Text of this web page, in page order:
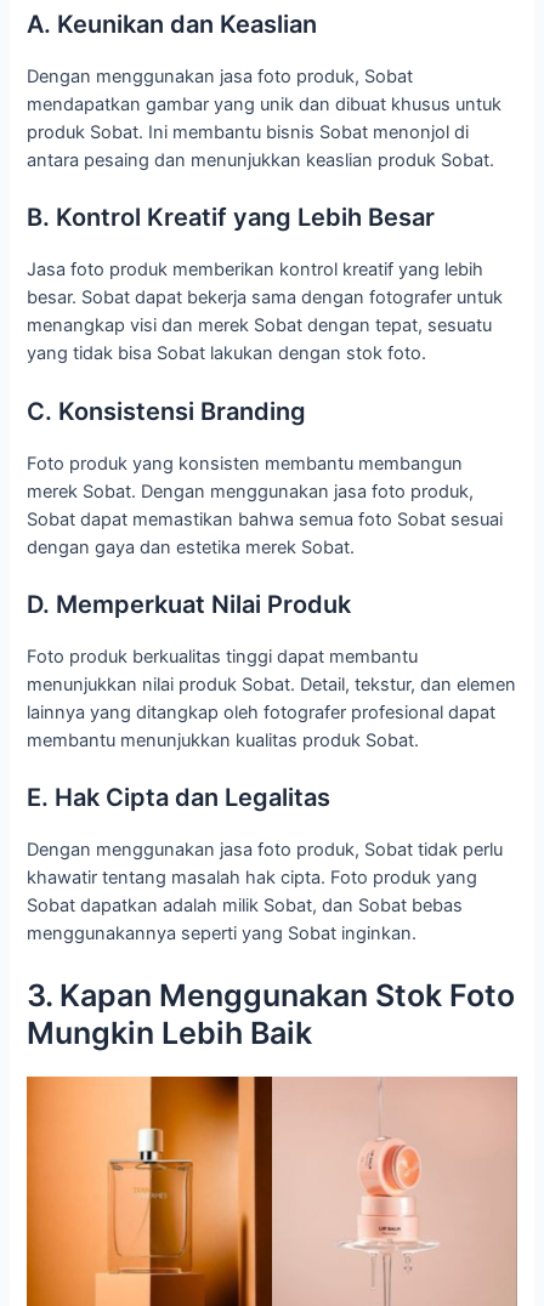
A. Keunikan dan Keaslian
Dengan menggunakan jasa foto produk, Sobat
mendapatkan gambar yang unik dan dibuat khusus untuk
produk Sobat. Ini membantu bisnis Sobat menonjol di
antara pesaing dan menunjukkan keaslian produk Sobat.
B. Kontrol Kreatif yang Lebih Besar
Jasa foto produk memberikan kontrol kreatif yang lebih
besar. Sobat dapat bekerja sama dengan fotografer untuk
menangkap visi dan merek Sobat dengan tepat, sesuatu
yang tidak bisa Sobat lakukan dengan stok foto.
C. Konsistensi Branding
Foto produk yang konsisten membantu membangun
merek Sobat. Dengan menggunakan jasa foto produk,
Sobat dapat memastikan bahwa semua foto Sobat sesuai
dengan gaya dan estetika merek Sobat.
D. Memperkuat Nilai Produk
Foto produk berkualitas tinggi dapat membantu
menunjukkan nilai produk Sobat. Detail, tekstur, dan elemen
lainnya yang ditangkap oleh fotografer profesional dapat
membantu menunjukkan kualitas produk Sobat.
E. Hak Cipta dan Legalitas
Dengan menggunakan jasa foto produk, Sobat tidak perlu
khawatir tentang masalah hak cipta. Foto produk yang
Sobat dapatkan adalah milik Sobat, dan Sobat bebas
menggunakannya seperti yang Sobat inginkan.
3. Kapan Menggunakan Stok Foto
Mungkin Lebih Baik